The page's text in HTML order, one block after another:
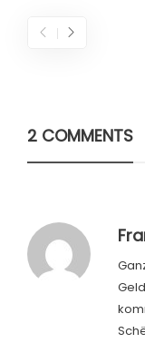
2 COMMENTS